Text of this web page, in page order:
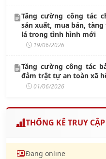
Tăng cường công tác
sản xuất, mua bán,
lá trong tình hình mới
19/06/2026
Tăng cường công tác
đảm trật tự an toàn xã
01/06/2026
THỐNG KÊ TRUY CẬP
Đang online